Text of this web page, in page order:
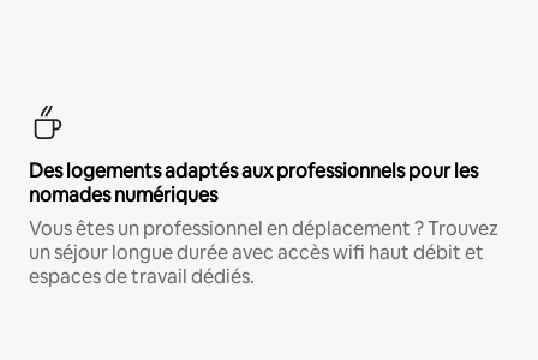
Des logements adaptés aux professionnels pour les
nomades numériques
Vous êtes un professionnel en déplacement ? Trouvez
un séjour longue durée avec accès wifi haut débit et
espaces de travail dédiés.